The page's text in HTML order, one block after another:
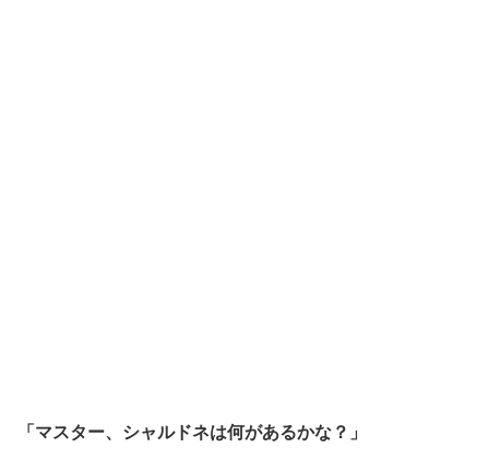
「マスター、シャルドネは何があるかな？」